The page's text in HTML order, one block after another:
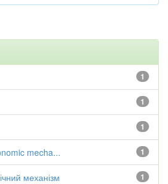
1
1
1
1
mecha...
1
механізм